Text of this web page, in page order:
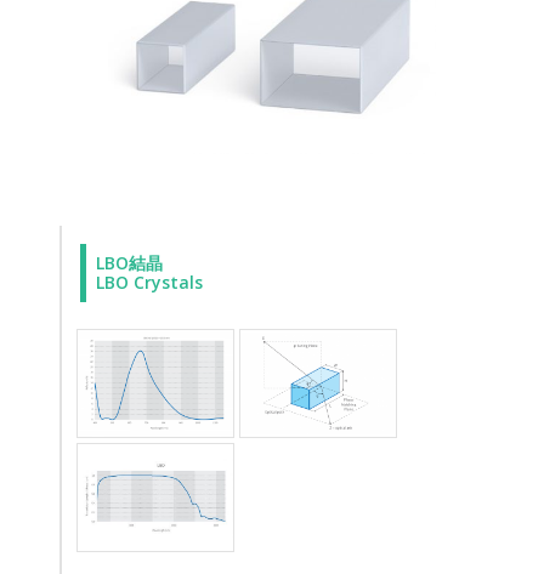
LBO結晶
LBO Crystals